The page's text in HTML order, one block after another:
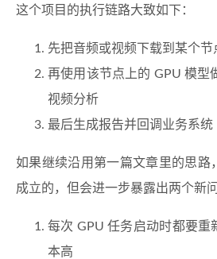
这个项目的执行链路大致如下：
先把音频或视频下载到某个节
再使用该节点上的 GPU 模型
视频分析
最后生成报告并回调业务系统
如果继续沿用第一篇文章里的思路
成立的，但会进一步暴露出两个新问
每次 GPU 任务启动时都要重
本高